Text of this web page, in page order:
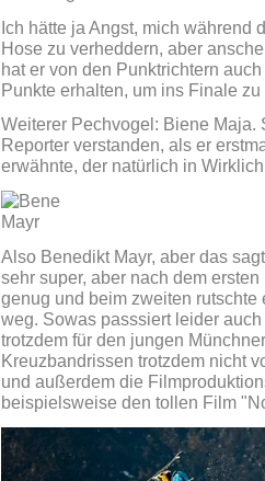
Ich hätte ja Angst, mich während
Hose zu verheddern, aber
hat er von den Punktrichtern
Punkte erhalten, um ins Finale zu
Weiterer Pechvogel: Biene Maja.
Reporter verstanden, als er
erwähnte, der natürlich in
Also Benedikt Mayr, aber das
sehr super, aber nach dem
genug und beim zweiten
weg. Sowas passsiert leider
trotzdem für den jungen
Kreuzbandrissen trotzdem nicht
und außerdem die
beispielsweise den tollen Film